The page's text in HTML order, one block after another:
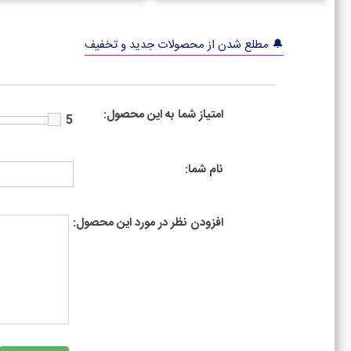
🔔 مطلع شدن از محصولات جدید و تخفیف
امتیاز شما به این محصول: 5
نام شما:
افزودن نظر در مورد این محصول: